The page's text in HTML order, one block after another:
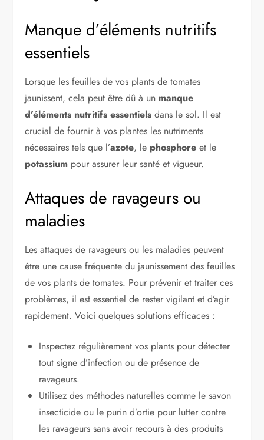
Manque d’éléments nutritifs
essentiels
Lorsque les feuilles de vos plants de tomates
jaunissent, cela peut être dû à un manque
d’éléments nutritifs essentiels dans le sol. Il est
crucial de fournir à vos plantes les nutriments
nécessaires tels que l’azote, le phosphore et le
potassium pour assurer leur santé et vigueur.
Attaques de ravageurs ou
maladies
Les attaques de ravageurs ou les maladies peuvent
être une cause fréquente du jaunissement des feuilles
de vos plants de tomates. Pour prévenir et traiter ces
problèmes, il est essentiel de rester vigilant et d’agir
rapidement. Voici quelques solutions efficaces :
Inspectez régulièrement vos plants pour détecter
tout signe d’infection ou de présence de
ravageurs.
Utilisez des méthodes naturelles comme le savon
insecticide ou le purin d’ortie pour lutter contre
les ravageurs sans avoir recours à des produits